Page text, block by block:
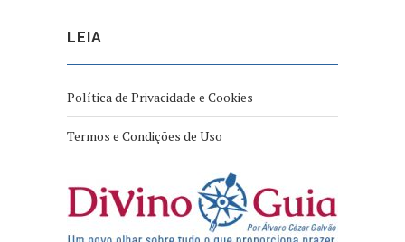
LEIA
Política de Privacidade e Cookies
Termos e Condições de Uso